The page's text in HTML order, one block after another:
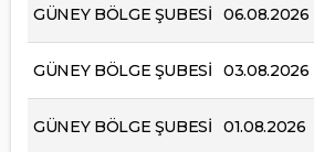
GÜNEY BÖLGE ŞUBESİ 06.08.2026
GÜNEY BÖLGE ŞUBESİ 03.08.2026
GÜNEY BÖLGE ŞUBESİ 01.08.2026